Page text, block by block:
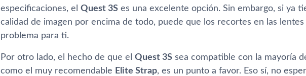
especificaciones, el Quest 3S es una excelente opción. Sin embargo, si ya
calidad de imagen por encima de todo, puede que los recortes en las
problema para ti.
Por otro lado, el hecho de que el Quest 3S sea compatible con la mayoría
como el muy recomendable Elite Strap, es un punto a favor. Eso sí, no